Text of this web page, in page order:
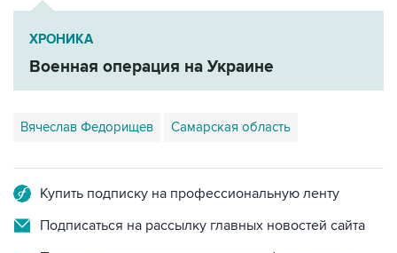
ХРОНИКА
Военная операция на Украине
Вячеслав Федорищев Самарская область
Купить подписку на профессиональную ленту
Подписаться на рассылку главных новостей сайта